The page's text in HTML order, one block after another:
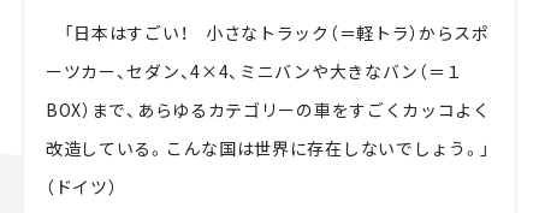
「日本はすごい！ 小さなトラック（＝軽トラ）からスポ
ーツカー、セダン、4×4、ミニバンや大きなバン（＝１
BOX）まで、あらゆるカテゴリーの車をすごくカッコよく
改造している。こんな国は世界に存在しないでしょう。」
（ドイツ）